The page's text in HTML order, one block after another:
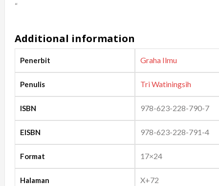
“
Additional information
Penerbit Graha Ilmu
Penulis Tri Watiningsih
ISBN 978-623-228-790-7
EISBN 978-623-228-791-4
Format 17×24
Halaman X+72